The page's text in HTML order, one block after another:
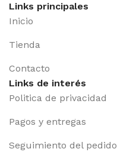
Links principales
Inicio
Tienda
Contacto
Links de interés
Politica de privacidad
Pagos y entregas
Seguimiento del pedido